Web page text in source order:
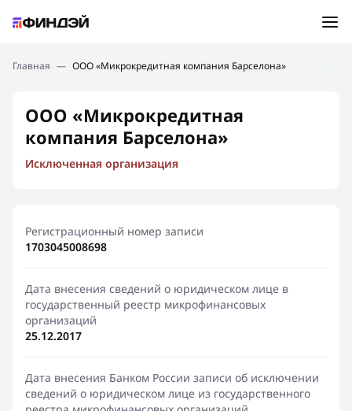
Подбор займа
Новости
Финансовое просвещение
Главная — ООО «Микрокредитная компания Барселона»
ООО «Микрокредитная
компания Барселона»
Исключенная организация
Регистрационный номер записи
1703045008698
Дата внесения сведений о юридическом лице в
государственный реестр микрофинансовых
организаций
25.12.2017
Дата внесения Банком России записи об исключении
сведений о юридическом лице из государственного
Ошибка:Контактная форма не найдена.
Спасибо, что написали нам
Мы свяжемся с Вами в ближайшее время и сообщим
результат
Отправить новый запрос